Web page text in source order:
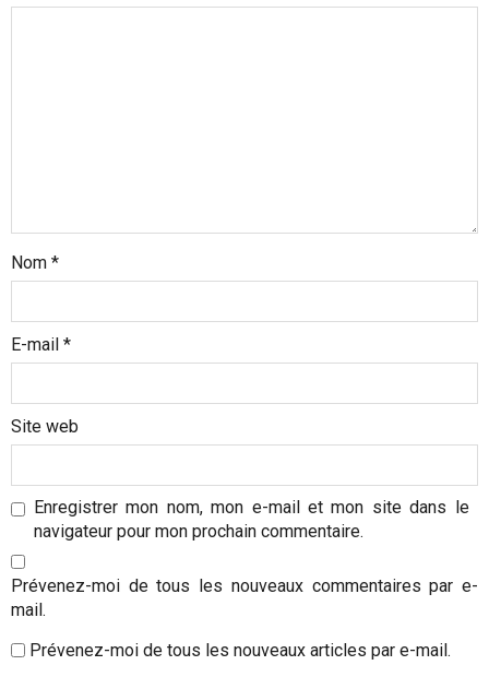
d
l
e
Nom *
E-mail *
Site web
Enregistrer mon nom, mon e-mail et mon site dans le
navigateur pour mon prochain commentaire.
Prévenez-moi de tous les nouveaux commentaires par e-
mail.
Prévenez-moi de tous les nouveaux articles par e-mail.